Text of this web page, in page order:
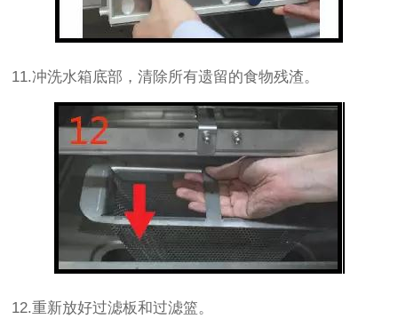
11.冲洗水箱底部，清除所有遗留的食物残渣。
12.重新放好过滤板和过滤篮。